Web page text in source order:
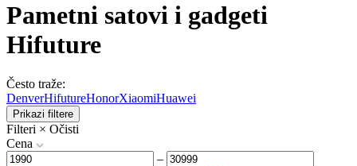
Pametni satovi i gadgeti
Hifuture
Često traže:
DenverHifutureHonorXiaomiHuawei
Prikazi filtere
Filteri × Očisti
Cena
–